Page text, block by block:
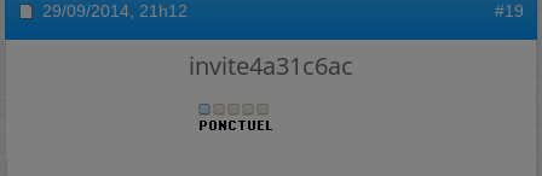
29/09/2014, 21h12 #19
invite4a31c6ac